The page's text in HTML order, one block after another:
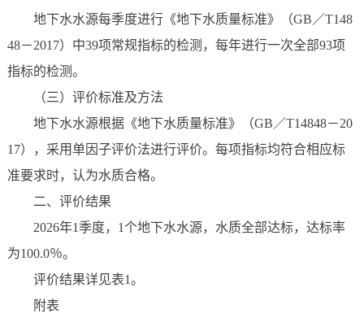
地下水水源每季度进行《地下水质量标准》（GB／T148
48－2017）中39项常规指标的检测，每年进行一次全部93项
指标的检测。
（三）评价标准及方法
地下水水源根据《地下水质量标准》（GB／T14848－20
17），采用单因子评价法进行评价。每项指标均符合相应标
准要求时，认为水质合格。
二、评价结果
2026年1季度，1个地下水水源，水质全部达标，达标率
为100.0％。
评价结果详见表1。
附表